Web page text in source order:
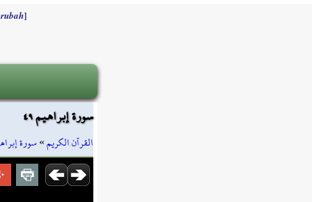
]
سورة إبراهيم ٤٩
القرآن الكريم»سورة